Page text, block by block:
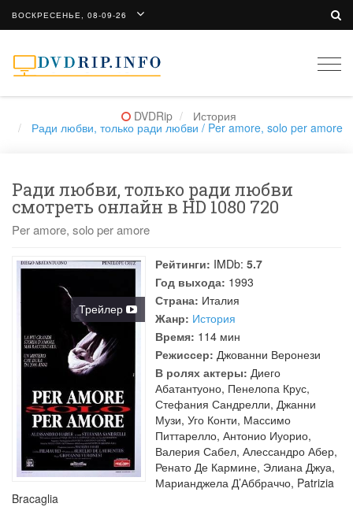
ВОСКРЕСЕНЬЕ, 08-09-26
DVDRip История
Ради любви, только ради любви / Per amore, solo per amore
Ради любви, только ради любви
смотреть онлайн в HD 1080 720
Per amore, solo per amore
Трейлер
Рейтинги: IMDb: 5.7
Год выхода: 1993
Страна: Италия
Жанр: История
Время: 114 мин
Режиссер: Джованни Веронези
В ролях актеры: Диего
Абатантуоно, Пенелопа Крус,
Стефания Сандрелли, Джанни
Музи, Уго Конти, Массимо
Питтарелло, Антонио Иуорио,
Валерия Сабел, Алессандро Абер,
Ренато Де Кармине, Элиана Джуа,
Марианджела Д’Аббраччо, Patrizia
Bracaglia